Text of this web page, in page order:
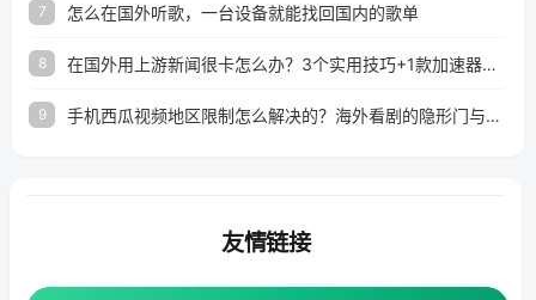
7 怎么在国外听歌，一台设备就能找回国内的歌单
8 在国外用上游新闻很卡怎么办？3个实用技巧+1款加速器解决海外看国内内容难题
9 手机西瓜视频地区限制怎么解决的？海外看剧的隐形门与钥匙
友情链接